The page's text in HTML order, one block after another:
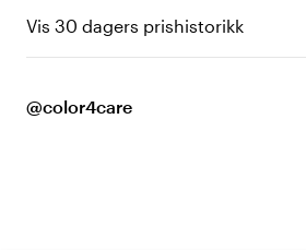
Vis 30 dagers prishistorikk
@color4care